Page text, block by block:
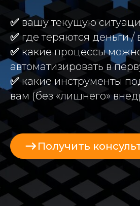
✅ вашу текущую
✅ где теряются деньги /
✅ какие процессы
автоматизировать в
✅ какие инструменты
вам (без «лишнего»
Получить